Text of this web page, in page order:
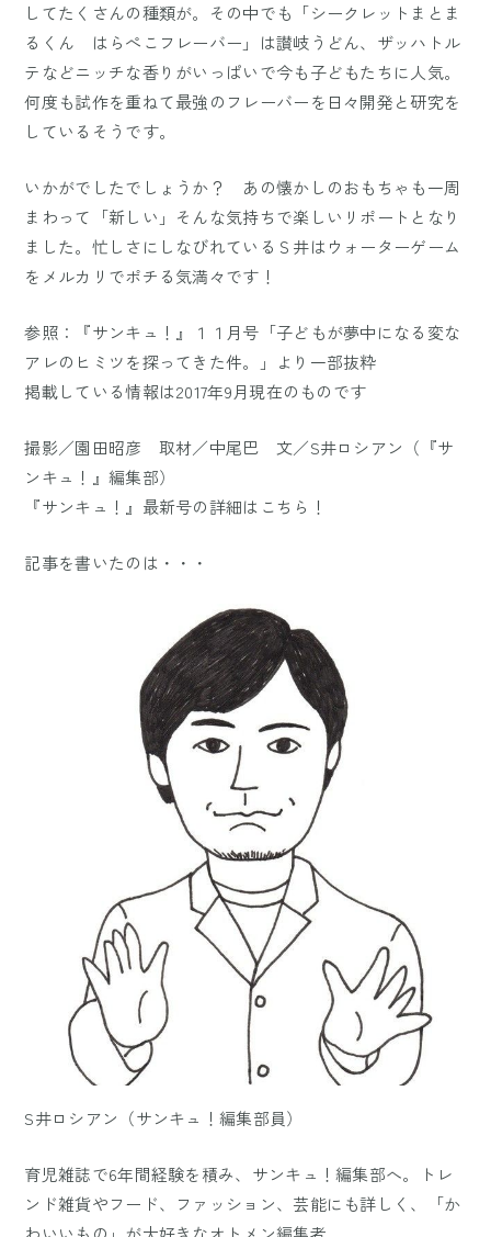
してたくさんの種類が。その中でも「シークレットまとま
るくん はらぺこフレーバー」は讃岐うどん、ザッハトル
テなどニッチな香りがいっぱいで今も子どもたちに人気。
何度も試作を重ねて最強のフレーバーを日々開発と研究を
しているそうです。
いかがでしたでしょうか？ あの懐かしのおもちゃも一周
まわって「新しい」そんな気持ちで楽しいリポートとなり
ました。忙しさにしなびれているＳ井はウォーターゲーム
をメルカリでポチる気満々です！
参照：『サンキュ！』１１月号「子どもが夢中になる変な
アレのヒミツを探ってきた件。」より一部抜粋
掲載している情報は2017年9月現在のものです
撮影／園田昭彦 取材／中尾巴 文／S井ロシアン（『サ
ンキュ！』編集部）
『サンキュ！』最新号の詳細は こちら ！
記事を書いたのは・・・
S井ロシアン（サンキュ！編集部員）
育児雑誌で6年間経験を積み、サンキュ！編集部へ。トレ
ンド雑貨やフード、ファッション、芸能にも詳しく、「か